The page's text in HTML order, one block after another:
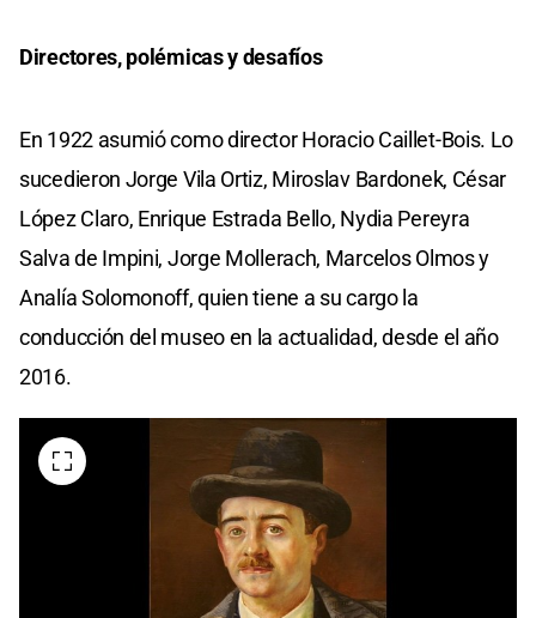
Directores, polémicas y desafíos
En 1922 asumió como director Horacio Caillet-Bois. Lo
sucedieron Jorge Vila Ortiz, Miroslav Bardonek, César
López Claro, Enrique Estrada Bello, Nydia Pereyra
Salva de Impini, Jorge Mollerach, Marcelos Olmos y
Analía Solomonoff, quien tiene a su cargo la
conducción del museo en la actualidad, desde el año
2016.